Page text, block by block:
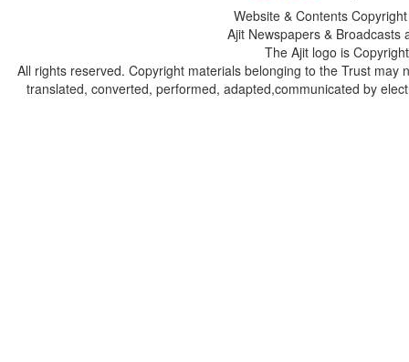
Website & Contents
Ajit Newspapers &
The Ajit logo is
All rights reserved. Copyright materials belonging to the Trust
translated, converted, performed, adapted,communicated by